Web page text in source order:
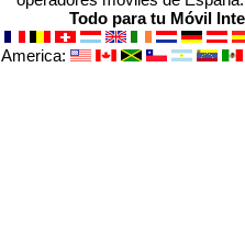
Todo para tu Móvil
America: